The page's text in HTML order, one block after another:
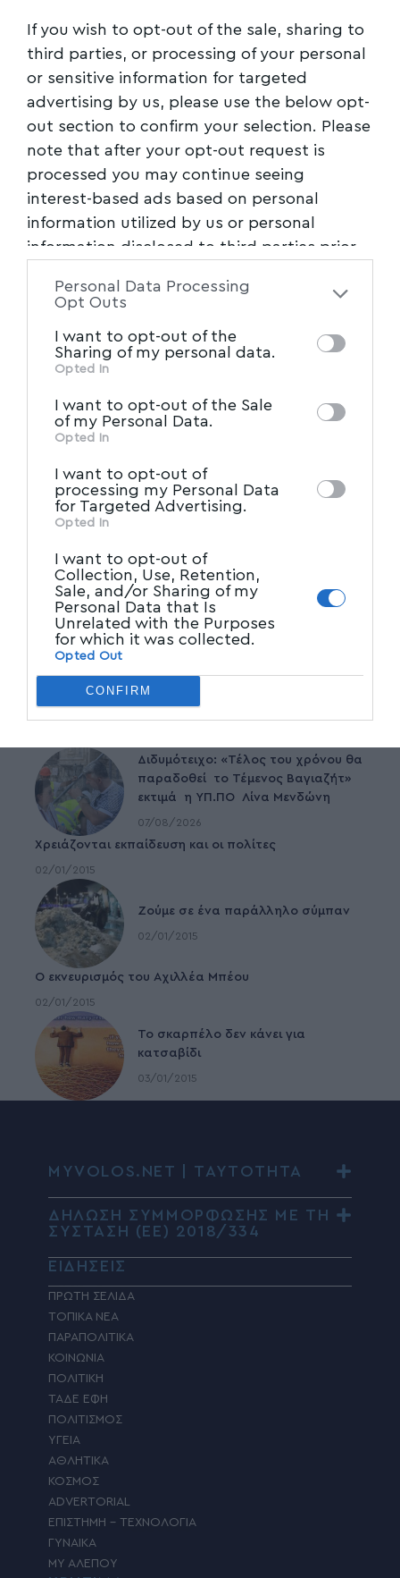
If you wish to opt-out of the sale, sharing to
third parties, or processing of your personal
or sensitive information for targeted
advertising by us, please use the below opt-
out section to confirm your selection. Please
note that after your opt-out request is
processed you may continue seeing
interest-based ads based on personal
information utilized by us or personal
information disclosed to third parties prior
of the further disclosure of your personal
of downstream participants. This
information may also be disclosed by us to
Participantsthat may further disclose it to
other third parties.
Personal Data Processing
Opt Outs
I want to opt-out of the
Sharing of my personal data.
Opted In
I want to opt-out of the Sale
of my Personal Data.
Opted In
I want to opt-out of
processing my Personal Data
for Targeted Advertising.
Opted In
I want to opt-out of
Collection, Use, Retention,
Sale, and/or Sharing of my
Personal Data that Is
Unrelated with the Purposes
for which it was collected.
Opted Out
CONFIRM
Διδυμότειχο: «Τέλος του χρόνου θα
παραδοθεί το Τέμενος Βαγιαζήτ»
εκτιμά η ΥΠ.ΠΟ Λίνα Μενδώνη
07/08/2026
Χρειάζονται εκπαίδευση και οι πολίτες
02/01/2015
Ζούμε σε ένα παράλληλο σύμπαν
02/01/2015
Ο εκνευρισμός του Αχιλλέα Μπέου
02/01/2015
To σκαρπέλο δεν κάνει για
κατσαβίδι
03/01/2015
MYVOLOS.NET | ΤΑΥΤΟΤΗΤΑ
ΔΗΛΩΣΗ ΣΥΜΜΟΡΦΩΣΗΣ ΜΕ ΤΗ
ΣΥΣΤΑΣΗ (ΕΕ) 2018/334
ΕΙΔΗΣΕΙΣ
ΠΡΩΤΗ ΣΕΛΙΔΑ
ΤΟΠΙΚΑ ΝΕΑ
ΠΑΡΑΠΟΛΙΤΙΚΑ
ΚΟΙΝΩΝΙΑ
ΠΟΛΙΤΙΚΗ
ΤΑΔΕ ΕΦΗ
ΠΟΛΙΤΙΣΜΟΣ
ΥΓΕΙΑ
ΑΘΛΗΤΙΚΑ
ΚΟΣΜΟΣ
ADVERTORIAL
ΕΠΙΣΤΗΜΗ – ΤΕΧΝΟΛΟΓΙΑ
ΓΥΝΑΙΚΑ
MY ΑΛΕΠΟΥ